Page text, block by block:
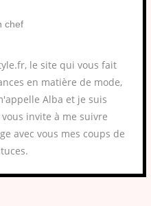
chef
le site qui vous fait
en matière de mode,
Alba et je suis
invite à me suivre
avec vous mes coups de